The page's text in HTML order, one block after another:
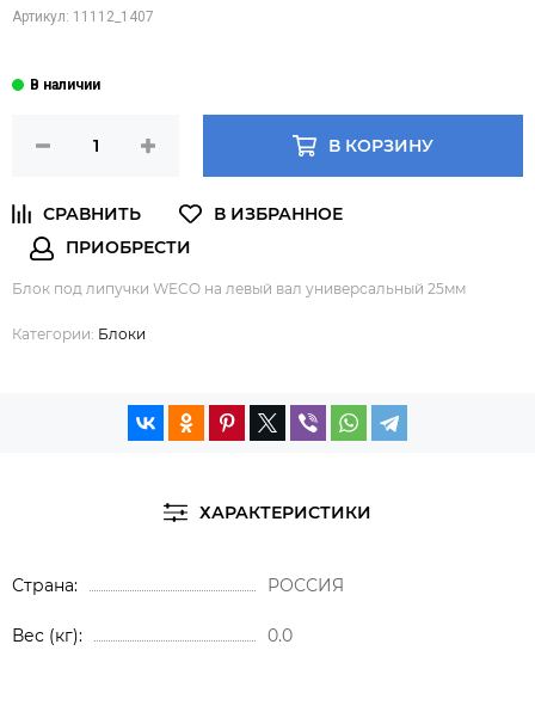
Артикул: 11112_1407
В КОРЗИНУ
Блок под липучки WECO на левый вал универсальный 25мм
Категории: Блоки
ХАРАКТЕРИСТИКИ
Страна РОССИЯ
Вес (кг) 0.0